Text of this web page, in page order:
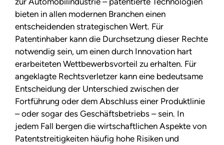
bieten in allen modernen Branchen einen
entscheidenden strategischen Wert. Für
Patentinhaber kann die Durchsetzung dieser Rechte
notwendig sein, um einen durch Innovation hart
erarbeiteten Wettbewerbsvorteil zu erhalten. Für
angeklagte Rechtsverletzer kann eine bedeutsame
Entscheidung der Unterschied zwischen der
Fortführung oder dem Abschluss einer Produktlinie
– oder sogar des Geschäftsbetriebs – sein. In
jedem Fall bergen die wirtschaftlichen Aspekte von
Patentstreitigkeiten häufig hohe Risiken und